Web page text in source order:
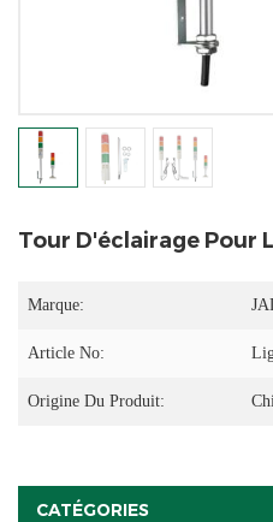
Tour D'éclairage Pour
Marque:
Article No:
Origine Du Produit:
CATÉGORIES